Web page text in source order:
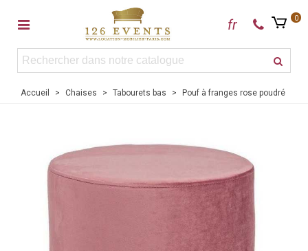
fr 0
Accueil > Chaises > Tabourets bas > Pouf à franges rose poudré